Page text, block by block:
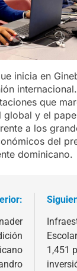
inicia en
que
global y el
a los
del
dominicano.
1,451